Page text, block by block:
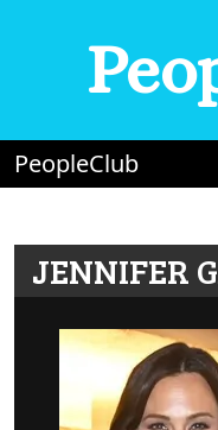
PeopleClub
JENNIFER